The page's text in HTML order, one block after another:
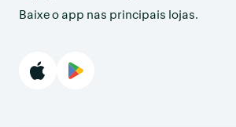
Baixe o app nas principais lojas.